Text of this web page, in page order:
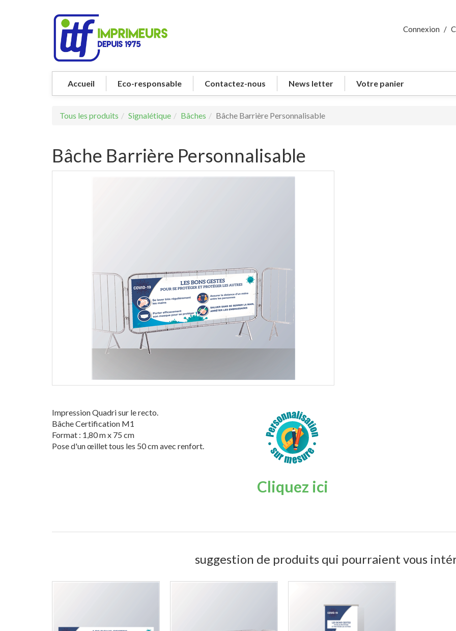
Connexion /
Accueil Eco-responsable Contactez-nous News letter Votre panier
Tous les produits Signalétique Bâches Bâche Barrière Personnalisable
Bâche Barrière Personnalisable
Impression Quadri sur le recto.
Bâche Certification M1
Format : 1,80 m x 75 cm
Pose d'un œillet tous les 50 cm avec renfort.
Cliquez ici
suggestion de produits qui pourraient vous